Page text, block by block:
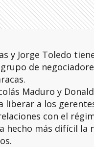
y Jorge Toledo
de
Maduro y
liberar a los
con el
hecho más difícil la